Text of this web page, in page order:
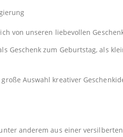
von unseren liebevollen
Geschenk zum Geburtstag, als
Auswahl kreativer
anderem aus einer